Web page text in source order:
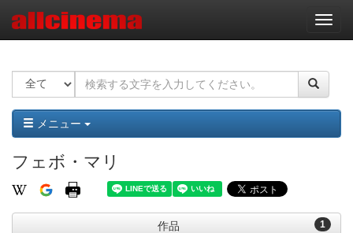
ナ
ビ
ー
ョ
ン
メニュー
フェボ・マリ
1
作品